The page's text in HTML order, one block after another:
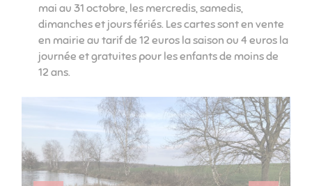
mai au 31 octobre, les mercredis, samedis,
dimanches et jours fériés. Les cartes sont en vente
en mairie au tarif de 12 euros la saison ou 4 euros la
journée et gratuites pour les enfants de moins de
12 ans.